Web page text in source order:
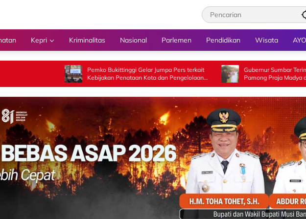
Kepri Kriminalitas Nasional Parlemen Pendidikan Wisata
Pemko Bukittinggi Gelar Jumpa Pers terkait
Kebijakan Penataan Kota dan Pengelolaan
Aset Barang Milik Daerah
Gubernur Sumbar Terima Anugerah
Pamong Praja Madya dari IPDN